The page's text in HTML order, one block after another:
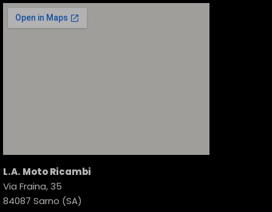
L.A. Moto Ricambi
Via Fraina, 35
84087 Sarno (SA)